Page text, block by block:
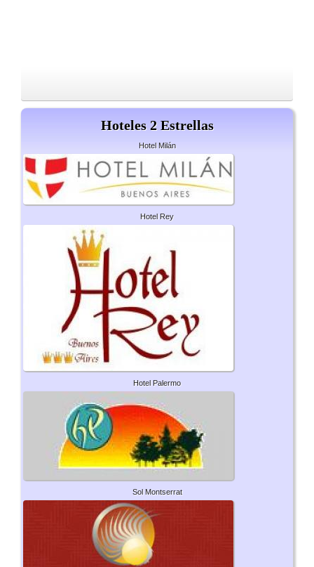
Hoteles 2 Estrellas
Hotel Milán
Hotel Rey
Hotel Palermo
Sol Montserrat